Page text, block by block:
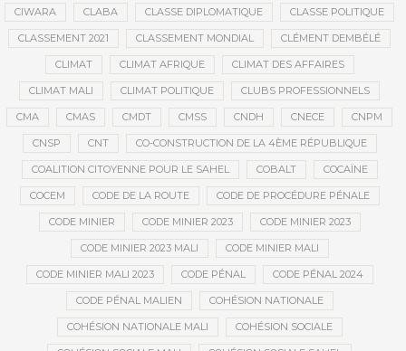
CIWARA CLABA CLASSE DIPLOMATIQUE CLASSE POLITIQUE
CLASSEMENT 2021 CLASSEMENT MONDIAL CLÉMENT DEMBÉLÉ
CLIMAT CLIMAT AFRIQUE CLIMAT DES AFFAIRES
CLIMAT MALI CLIMAT POLITIQUE CLUBS PROFESSIONNELS
CMA CMAS CMDT CMSS CNDH CNECE CNPM
CNSP CNT CO-CONSTRUCTION DE LA 4ÈME RÉPUBLIQUE
COALITION CITOYENNE POUR LE SAHEL COBALT COCAÏNE
COCEM CODE DE LA ROUTE CODE DE PROCÉDURE PÉNALE
CODE MINIER CODE MINIER 2023 CODE MINIER 2023
CODE MINIER 2023 MALI CODE MINIER MALI
CODE MINIER MALI 2023 CODE PÉNAL CODE PÉNAL 2024
CODE PÉNAL MALIEN COHÉSION NATIONALE
COHÉSION NATIONALE MALI COHÉSION SOCIALE